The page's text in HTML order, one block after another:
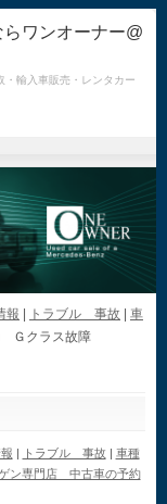
ワンオーナー@
輸入車販売・レンタカー
報 トラブル 事故
車
Ｇクラス故障
| トラブル 事故 | 車種
ン専門店 中古車の予約